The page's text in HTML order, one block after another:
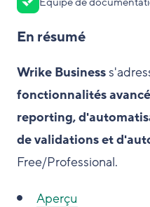
En résumé
Wrike Business
fonctionnalités
reporting,
de validations et
Free/Professional.
Aperçu